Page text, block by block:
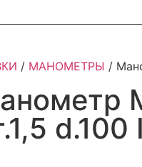
/ МАНОМЕТРЫ /